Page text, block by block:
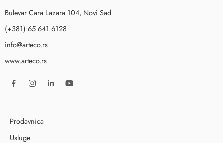
Bulevar Cara Lazara 104, Novi Sad
(+381) 65 641 6128
info@arteco.rs
www.arteco.rs
Prodavnica
Usluge